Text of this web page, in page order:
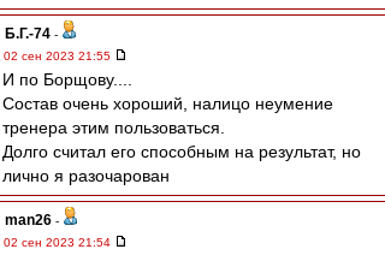
Б.Г.-74 -
02 сен 2023 21:55
И по Борщову....
Состав очень хороший, налицо неумение
тренера этим пользоваться.
Долго считал его способным на результат, но
лично я разочарован
man26 -
02 сен 2023 21:54